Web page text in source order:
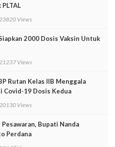
Views
2000 Dosis Vaksin Untuk
Views
Rutan Kelas IIB Menggala
Covid-19 Dosis Kedua
Views
Pesawaran, Bupati Nanda
Perdana